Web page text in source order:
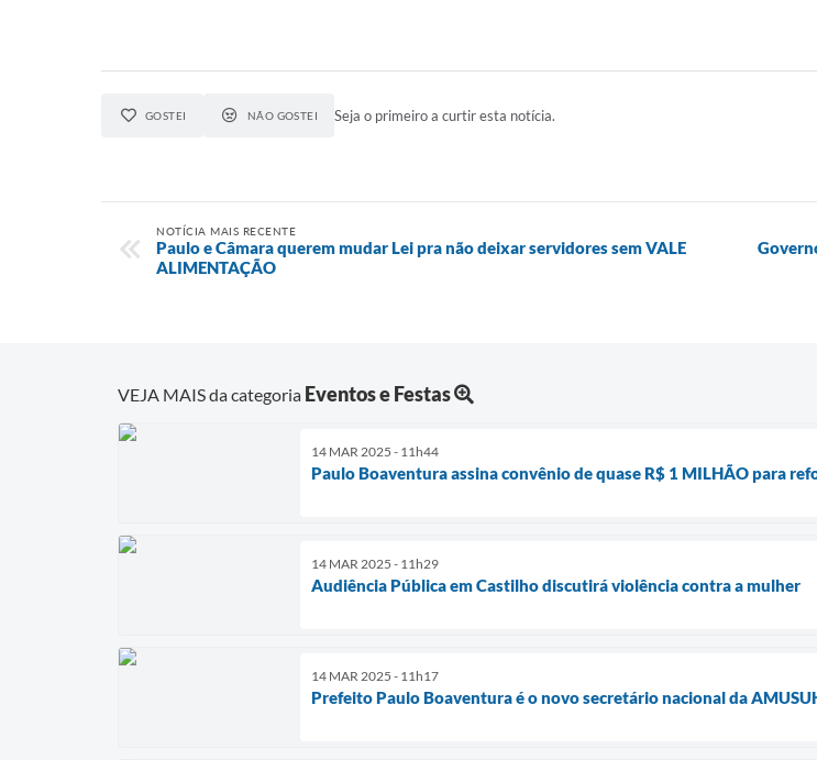
GOSTEI NÃO GOSTEI Seja o primeiro a curtir esta notícia.
NOTÍCIA MAIS RECENTE
Paulo e Câmara querem mudar Lei pra não deixar servidores sem VALE
ALIMENTAÇÃO
VEJA MAIS da categoria Eventos e Festas
14 MAR 2025 - 11h44
Paulo Boaventura assina convênio de quase R$ 1 MILHÃO para
14 MAR 2025 - 11h29
Audiência Pública em Castilho discutirá violência contra a mulher
14 MAR 2025 - 11h17
Prefeito Paulo Boaventura é o novo secretário nacional da